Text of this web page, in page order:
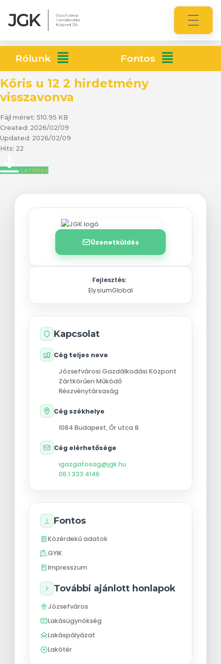
Rólunk Fontos
Kőris u 12 2 hirdetmény
visszavonva
Fájl méret: 510.95 KB
Created: 2026/02/09
Updated: 2026/02/09
Hits: 22
Letöltés
Üzenetküldés
Fejlesztés:
ElysiumGlobal
Kapcsolat
Cég teljes neve
Józsefvárosi Gazdálkodási Központ
Zártkörűen Működő
Részvénytársaság
Cég székhelye
1084 Budapest,Őr utca 8.
Cég elérhetősége
igazgatosag@jgk.hu
06 1 333 4146
Fontos
Közérdekű adatok
GYIK
Impresszum
További ajánlott honlapok
Józsefváros
Lakásügynökség
Lakáspályázat
Lakótér